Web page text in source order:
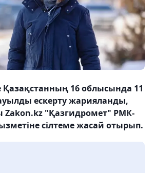
16 облысында 11
ескерту жарияланды,
Zakon.kz "Қазгидромет" РМК-
сілтеме жасай отырып.